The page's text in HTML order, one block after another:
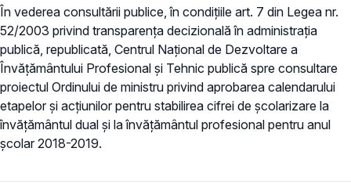
În vederea consultării publice, în condiţiile art. 7 din Legea nr.
52/2003 privind transparenţa decizională în administraţia
publică, republicată, Centrul Naţional de Dezvoltare a
Învăţământului Profesional şi Tehnic publică spre consultare
proiectul Ordinului de ministru privind aprobarea calendarului
etapelor şi acţiunilor pentru stabilirea cifrei de şcolarizare la
învăţământul dual şi la învăţământul profesional pentru anul
şcolar 2018-2019.